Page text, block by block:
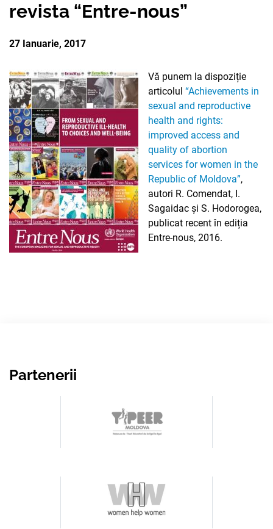
PARTENERII
RAPORT ANUAL
EDUCAȚIA SEXUALĂ
DREPTURI SEXUALE
PUBLICAȚII
revista “Entre-nous”
27 Ianuarie, 2017
Vă punem la dispoziție
articolul “Achievements in
sexual and reproductive
health and rights:
improved access and
quality of abortion
services for women in the
Republic of Moldova”,
autori R. Comendat, I.
Sagaidac și S. Hodorogea,
publicat recent în ediția
Entre-nous, 2016.
Partenerii